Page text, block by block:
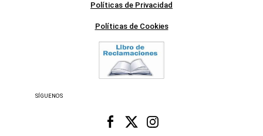
Políticas de Privacidad
Políticas de Cookies
SÍGUENOS